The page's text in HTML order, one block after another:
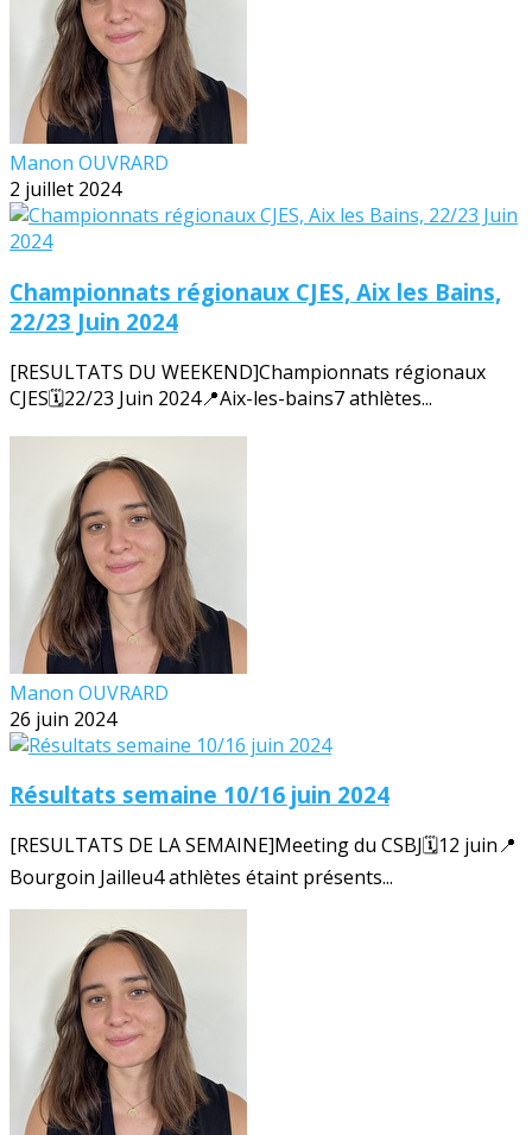
Manon OUVRARD
2 juillet 2024
Championnats régionaux CJES, Aix les Bains,
22/23 Juin 2024
[RESULTATS DU WEEKEND]Championnats régionaux
CJES🗓️22/23 Juin 2024📍Aix-les-bains7 athlètes...
Manon OUVRARD
26 juin 2024
Résultats semaine 10/16 juin 2024
[RESULTATS DE LA SEMAINE]Meeting du CSBJ🗓️12 juin📍
Bourgoin Jailleu4 athlètes étaint présents...